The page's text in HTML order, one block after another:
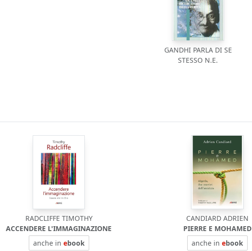
GANDHI PARLA DI SE
STESSO N.E.
RADCLIFFE TIMOTHY
ACCENDERE L'IMMAGINAZIONE
anche in ebook
CANDIARD ADRIEN
PIERRE E MOHAMED
anche in ebook